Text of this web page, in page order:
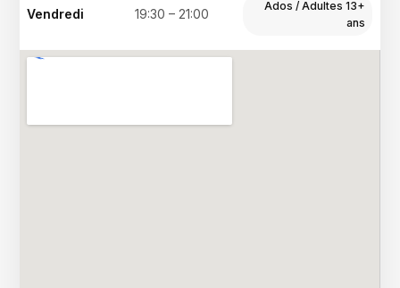
Vendredi 19:30 – 21:00
Ados / Adultes 13+
ans